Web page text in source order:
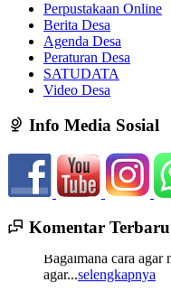
Perpustakaan Online
Berita Desa
Agenda Desa
Peraturan Desa
SATUDATA
Video Desa
Info Media Sosial
Komentar Terbaru
13 Mei 2020 00:46:55
agar...selengkapnya